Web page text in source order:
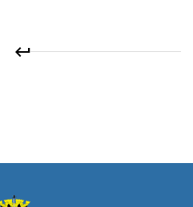
keyboard_return